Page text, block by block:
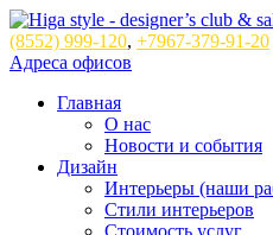
(8552) 999-120, +7967-379-91-20
Адреса офисов
Главная
О нас
Новости и события
Дизайн
Интерьеры (наши
Стили интерьеров
Стоимость услуг